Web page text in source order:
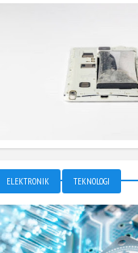
ELEKTRONIK TEKNOLOGI